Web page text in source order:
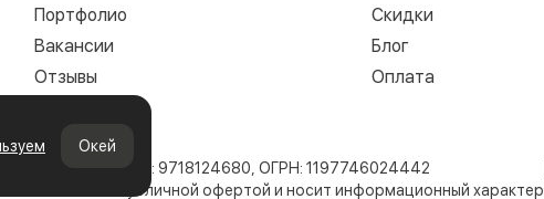
Портфолио
Вакансии
Отзывы
Скидки
Блог
Оплата
ИНН: 9718124680, ОГРН: 1197746024442
не является публичной офертой и носит информационный характер.
Окей